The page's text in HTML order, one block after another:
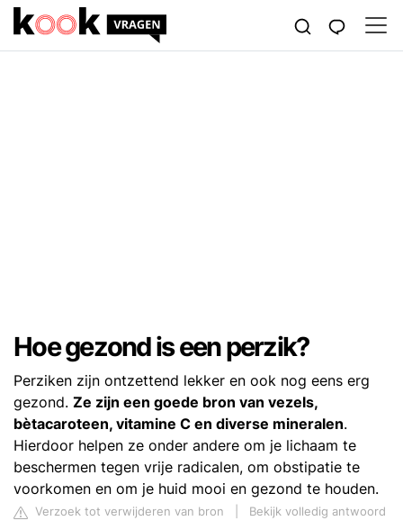
Hoe gezond is een perzik?
Perziken zijn ontzettend lekker en ook nog eens erg
gezond. Ze zijn een goede bron van vezels,
bètacaroteen, vitamine C en diverse mineralen.
Hierdoor helpen ze onder andere om je lichaam te
beschermen tegen vrije radicalen, om obstipatie te
voorkomen en om je huid mooi en gezond te houden.
Verzoek tot verwijderen van bron
Bekijk volledig antwoord